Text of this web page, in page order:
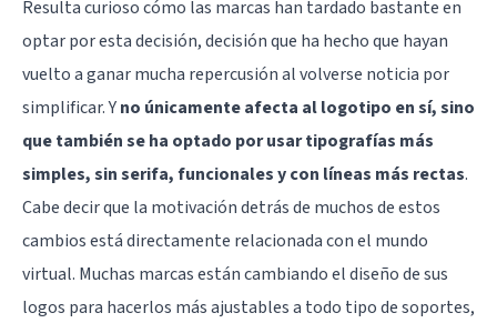
Resulta curioso cómo las marcas han tardado bastante en
optar por esta decisión, decisión que ha hecho que hayan
vuelto a ganar mucha repercusión al volverse noticia por
simplificar. Yno únicamente afecta al logotipo en sí, sino
que también se ha optado por usar tipografías más
simples, sin serifa, funcionales y con líneas más rectas.
Cabe decir que la motivación detrás de muchos de estos
cambios está directamente relacionada con el mundo
virtual. Muchas marcas están cambiando el diseño de sus
logos para hacerlos más ajustables a todo tipo de soportes,